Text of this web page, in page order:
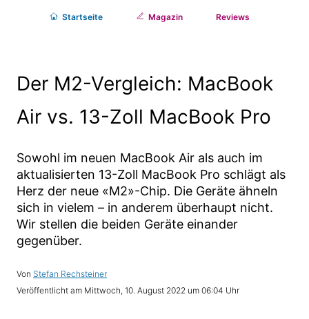
Startseite Magazin Reviews
Der M2-Vergleich: MacBook
Air vs. 13-Zoll MacBook Pro
Sowohl im neuen MacBook Air als auch im
aktualisierten 13-Zoll MacBook Pro schlägt als
Herz der neue «M2»-Chip. Die Geräte ähneln
sich in vielem – in anderem überhaupt nicht.
Wir stellen die beiden Geräte einander
gegenüber.
Stefan Rechsteiner
Mittwoch, 10. August 2022 um 06:04 Uhr